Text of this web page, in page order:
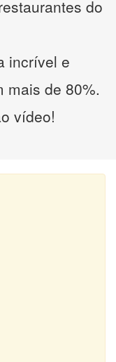
do
incrível e
mais de 80%.
vídeo!